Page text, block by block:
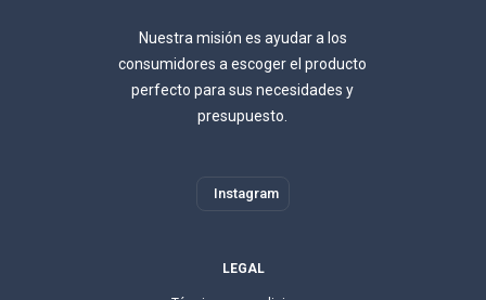
Nuestra misión es ayudar a los
consumidores a escoger el producto
perfecto para sus necesidades y
presupuesto.
Instagram
LEGAL